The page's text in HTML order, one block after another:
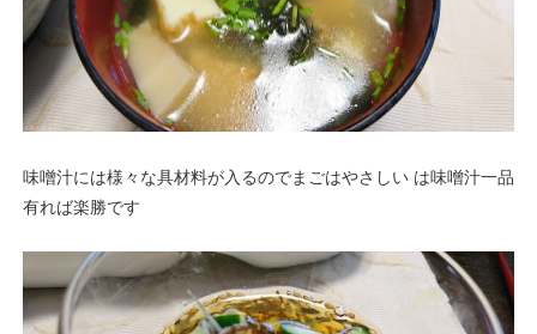
味噌汁には様々な具材料が入るのでまごはやさしい は味噌汁一品
有れば楽勝です